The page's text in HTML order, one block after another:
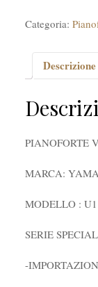
Categoria:
Descrizione
PIANOFORTE
MARCA:
MODELLO : U1
SERIE
-